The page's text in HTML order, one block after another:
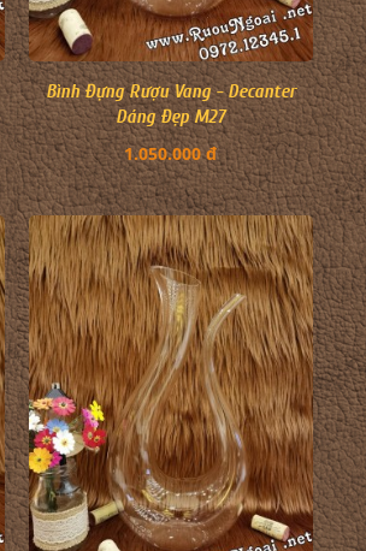
Bình Đựng Rượu Vang - Decanter
Dáng Đẹp M27
1.050.000 đ